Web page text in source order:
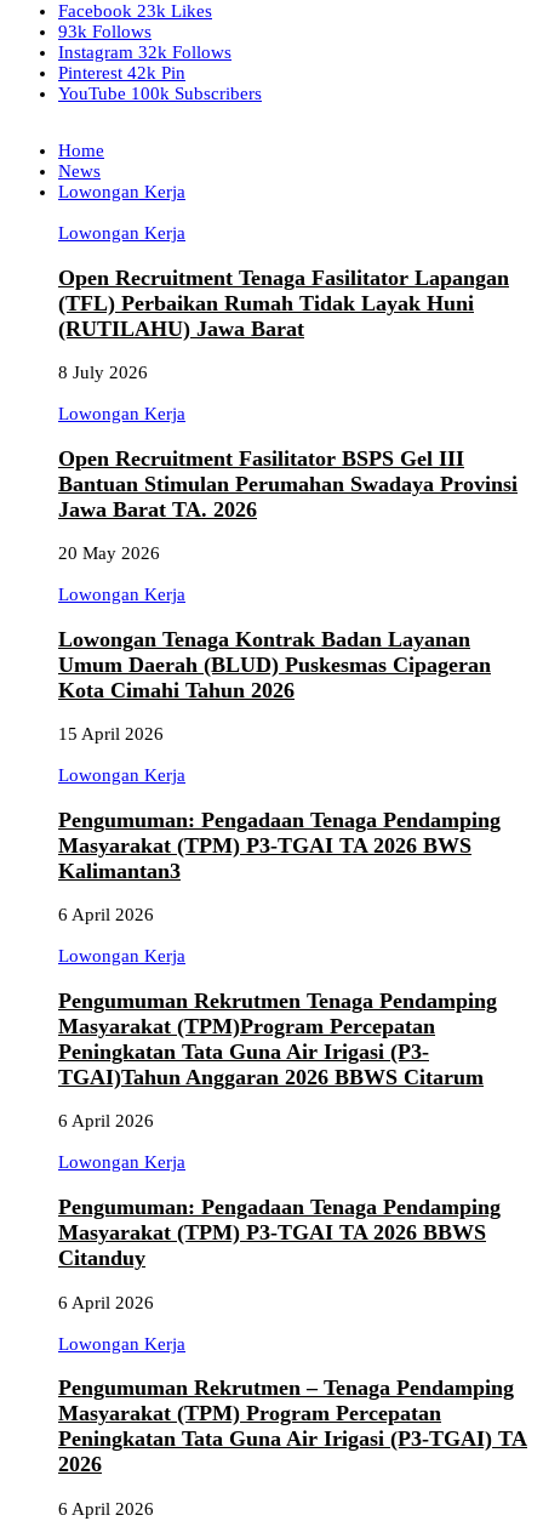
Facebook 23k Likes
93k Follows
Instagram 32k Follows
Pinterest 42k Pin
YouTube 100k Subscribers
Home
News
Lowongan Kerja
Lowongan Kerja
Open Recruitment Tenaga Fasilitator Lapangan
(TFL) Perbaikan Rumah Tidak Layak Huni
(RUTILAHU) Jawa Barat
8 July 2026
Lowongan Kerja
Open Recruitment Fasilitator BSPS Gel III
Bantuan Stimulan Perumahan Swadaya Provinsi
Jawa Barat TA. 2026
20 May 2026
Lowongan Kerja
Lowongan Tenaga Kontrak Badan Layanan
Umum Daerah (BLUD) Puskesmas Cipageran
Kota Cimahi Tahun 2026
15 April 2026
Lowongan Kerja
Pengumuman: Pengadaan Tenaga Pendamping
Masyarakat (TPM) P3-TGAI TA 2026 BWS
Kalimantan3
6 April 2026
Lowongan Kerja
Pengumuman Rekrutmen Tenaga Pendamping
Masyarakat (TPM)Program Percepatan
Peningkatan Tata Guna Air Irigasi (P3-
TGAI)Tahun Anggaran 2026 BBWS Citarum
6 April 2026
Lowongan Kerja
Pengumuman: Pengadaan Tenaga Pendamping
Masyarakat (TPM) P3-TGAI TA 2026 BBWS
Citanduy
6 April 2026
Lowongan Kerja
Pengumuman Rekrutmen – Tenaga Pendamping
Masyarakat (TPM) Program Percepatan
Peningkatan Tata Guna Air Irigasi (P3-TGAI) TA
2026
6 April 2026